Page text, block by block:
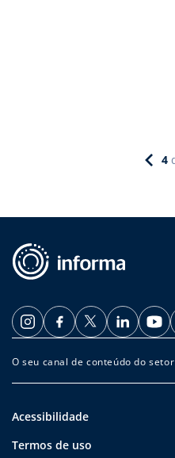
4
O seu canal de conteúdo do
Acessibilidade
Termos de uso